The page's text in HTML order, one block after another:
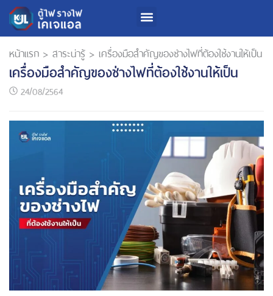
หน้าแรก > สาระน่ารู้ > เครื่องมือสำคัญของช่างไฟที่ต้องใช้งานให้เป็น
เครื่องมือสำคัญของช่างไฟที่ต้องใช้งานให้เป็น
24/08/2564